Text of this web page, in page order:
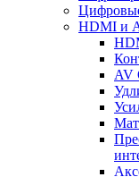
HDMI и
AV